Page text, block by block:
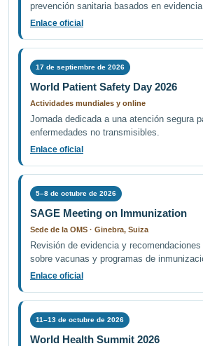
prevención sanitaria basados en
Enlace oficial
17 de septiembre de 2026
World Patient Safety Day 2026
Actividades mundiales y online
Jornada dedicada a una atención segura
enfermedades no transmisibles.
Enlace oficial
5–8 de octubre de 2026
SAGE Meeting on Immunization
Sede de la OMS · Ginebra, Suiza
Revisión de evidencia y
sobre vacunas y programas de
Enlace oficial
11–13 de octubre de 2026
World Health Summit 2026